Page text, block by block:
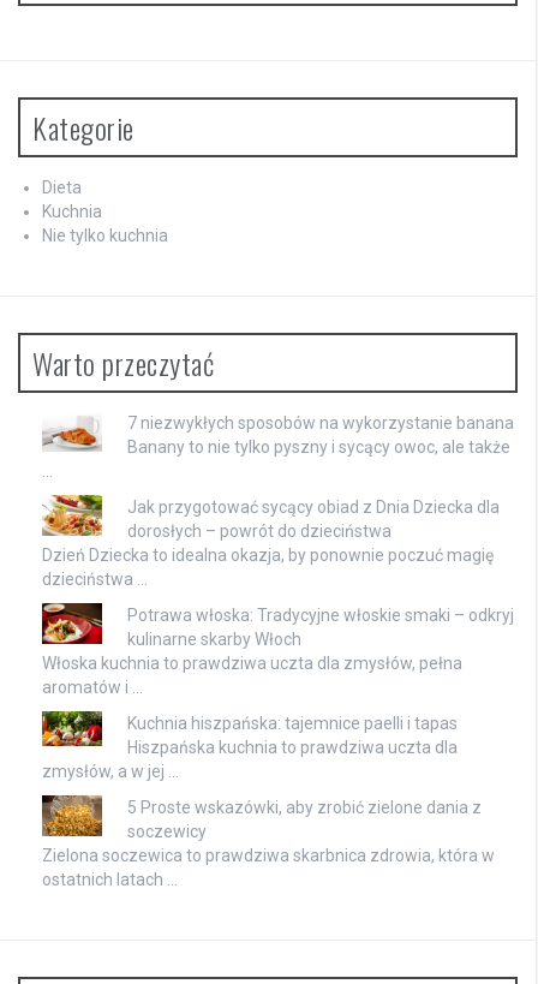
Kategorie
Dieta
Kuchnia
Nie tylko kuchnia
Warto przeczytać
7 niezwykłych sposobów na wykorzystanie banana
Banany to nie tylko pyszny i sycący owoc, ale także
…
Jak przygotować sycący obiad z Dnia Dziecka dla
dorosłych – powrót do dzieciństwa
Dzień Dziecka to idealna okazja, by ponownie poczuć magię
dzieciństwa …
Potrawa włoska: Tradycyjne włoskie smaki – odkryj
kulinarne skarby Włoch
Włoska kuchnia to prawdziwa uczta dla zmysłów, pełna
aromatów i …
Kuchnia hiszpańska: tajemnice paelli i tapas
Hiszpańska kuchnia to prawdziwa uczta dla
zmysłów, a w jej …
5 Proste wskazówki, aby zrobić zielone dania z
soczewicy
Zielona soczewica to prawdziwa skarbnica zdrowia, która w
ostatnich latach …